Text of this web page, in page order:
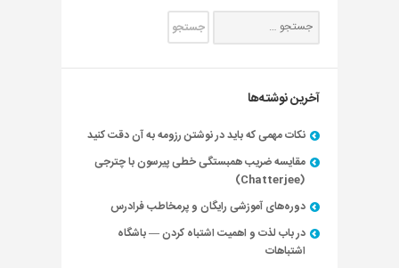
آخرین نوشته‌ها
نکات مهمی که باید در نوشتن رزومه به آن دقت کنید
مقایسه ضریب همبستگی خطی پیرسون با چترجی
(Chatterjee)
دوره‌های آموزشی رایگان و پرمخاطب فرادرس
در باب لذت و اهمیت اشتباه کردن — باشگاه
اشتباهات